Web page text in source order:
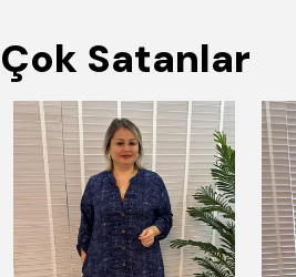
Çok Satanlar